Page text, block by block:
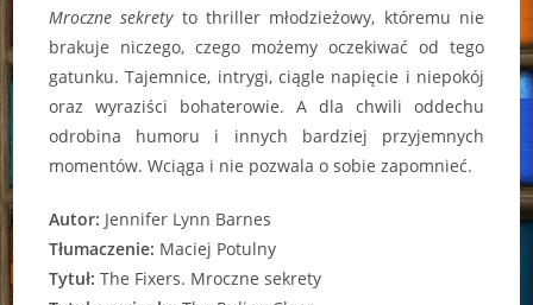
Mroczne sekretyto thriller młodzieżowy, któremu nie
brakuje niczego, czego możemy oczekiwać od tego
gatunku. Tajemnice, intrygi, ciągle napięcie i niepokój
oraz wyraziści bohaterowie. A dla chwili oddechu
odrobina humoru i innych bardziej przyjemnych
momentów. Wciąga i nie pozwala o sobie zapomnieć.
Autor: Jennifer Lynn Barnes
Tłumaczenie: Maciej Potulny
Tytuł: The Fixers. Mroczne sekrety